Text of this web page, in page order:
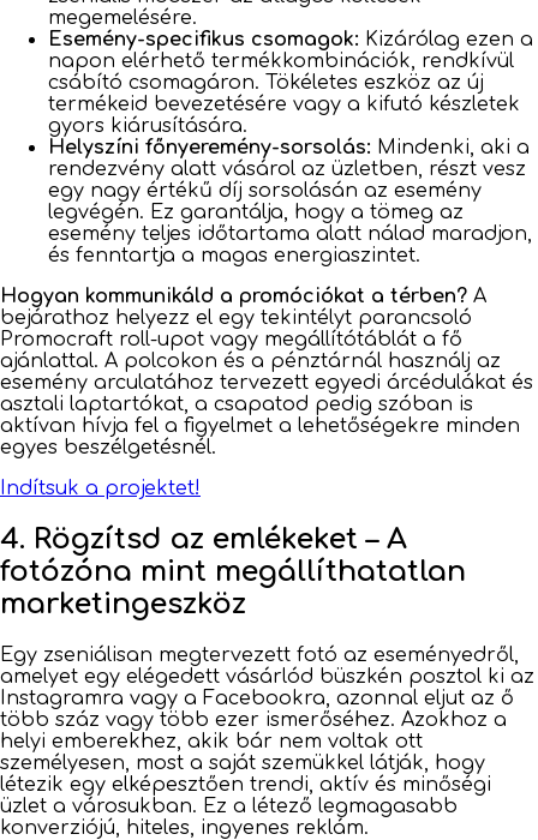
megemelésére.
Esemény-specifikus csomagok: Kizárólag ezen a
napon elérhető termékkombinációk, rendkívül
csábító csomagáron. Tökéletes eszköz az új
termékeid bevezetésére vagy a kifutó készletek
gyors kiárusítására.
Helyszíni főnyeremény-sorsolás: Mindenki, aki a
rendezvény alatt vásárol az üzletben, részt vesz
egy nagy értékű díj sorsolásán az esemény
legvégén. Ez garantálja, hogy a tömeg az
esemény teljes időtartama alatt nálad maradjon,
és fenntartja a magas energiaszintet.
Hogyan kommunikáld a promóciókat a térben? A
bejárathoz helyezz el egy tekintélyt parancsoló
Promocraft roll-upot vagy megállítótáblát a fő
ajánlattal. A polcokon és a pénztárnál használj az
esemény arculatához tervezett egyedi árcédulákat és
asztali laptartókat, a csapatod pedig szóban is
aktívan hívja fel a figyelmet a lehetőségekre minden
egyes beszélgetésnél.
Indítsuk a projektet!
4. Rögzítsd az emlékeket – A
fotózóna mint megállíthatatlan
marketingeszköz
Egy zseniálisan megtervezett fotó az eseményedről,
amelyet egy elégedett vásárlód büszkén posztol ki az
Instagramra vagy a Facebookra, azonnal eljut az ő
több száz vagy több ezer ismerőséhez. Azokhoz a
helyi emberekhez, akik bár nem voltak ott
személyesen, most a saját szemükkel látják, hogy
létezik egy elképesztően trendi, aktív és minőségi
üzlet a városukban. Ez a létező legmagasabb
konverziójú, hiteles, ingyenes reklám.